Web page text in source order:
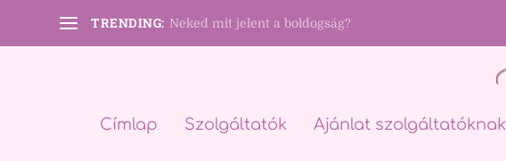
TRENDING: Neked mit jelent a boldogság?
Címlap Szolgáltatók Ajánlat szolgáltatóknak